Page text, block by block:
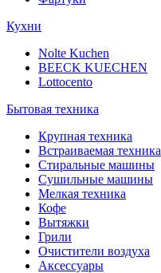
Кухни
Nolte Kuchen
BEECK KUECHEN
Lottocento
Бытовая техника
Крупная техника
Встраиваемая техника
Стиральные машины
Сушильные машины
Мелкая техника
Кофе
Вытяжки
Грили
Очистители воздуха
Аксессуары